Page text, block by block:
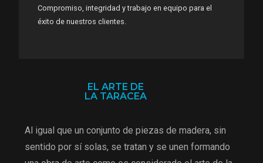
Compromiso, integridad y trabajo en equipo para el
éxito de nuestros clientes.
EL ARTE DE
LA TARACEA
Al igual que un conjunto de piezas de madera, sin
sentido por sí solas, se tratan y se unen formando